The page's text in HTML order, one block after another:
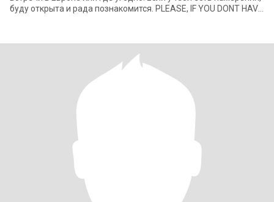
буду открыта и рада познакомится. PLEASE, IF YOU DONT HAVE